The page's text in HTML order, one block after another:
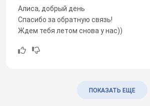
Алиса, добрый день
Спасибо за обратную связь!
Ждем тебя летом снова у нас))
ПОКАЗАТЬ ЕЩЕ